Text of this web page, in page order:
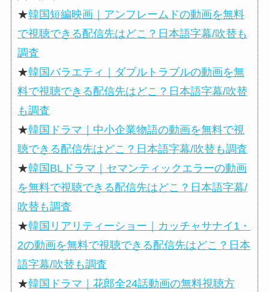
★韓国短編映画｜アンフレームドの動画を無料
で視聴できる配信先はどこ？日本語字幕/吹替も
調査
★韓国バラエティ｜ダブルトラブルの動画を無
料で視聴できる配信先はどこ？日本語字幕/吹替
も調査
★韓国ドラマ｜中小企業物語の動画を無料で視
聴できる配信先はどこ？日本語字幕/吹替も調査
★韓国BLドラマ｜セマンティックエラーの動画
を無料で視聴できる配信先はどこ？日本語字幕/
吹替も調査
★韓国リアリティーショー｜カッチャサナイ1・
2の動画を無料で視聴できる配信先はどこ？日本
語字幕/吹替も調査
★韓国ドラマ｜花郎全24話動画の無料視聴方